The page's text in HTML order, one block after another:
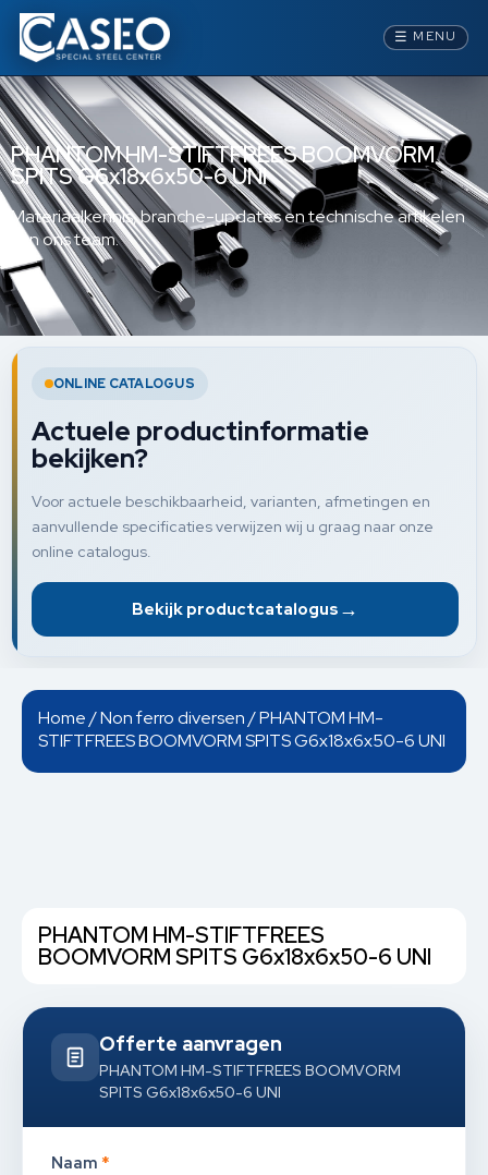
☰ MENU
PHANTOM HM-STIFTFREES BOOMVORM
SPITS G6x18x6x50-6 UNI
Materiaalkennis, branche-updates en technische artikelen
van ons team.
ONLINE CATALOGUS
Actuele productinformatie
bekijken?
Voor actuele beschikbaarheid, varianten, afmetingen en
aanvullende specificaties verwijzen wij u graag naar onze
online catalogus.
Bekijk productcatalogus →
Home/Non ferro diversen/ PHANTOM HM-
STIFTFREES BOOMVORM SPITS G6x18x6x50-6 UNI
PHANTOM HM-STIFTFREES
BOOMVORM SPITS G6x18x6x50-6 UNI
Offerte aanvragen
PHANTOM HM-STIFTFREES BOOMVORM
SPITS G6x18x6x50-6 UNI
Naam *